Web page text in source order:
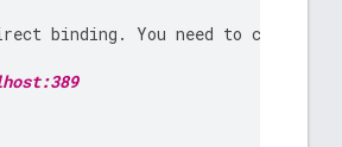
binding . You need to configure